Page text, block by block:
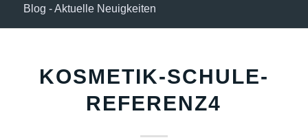
Blog - Aktuelle Neuigkeiten
KOSMETIK-SCHULE-
REFERENZ4